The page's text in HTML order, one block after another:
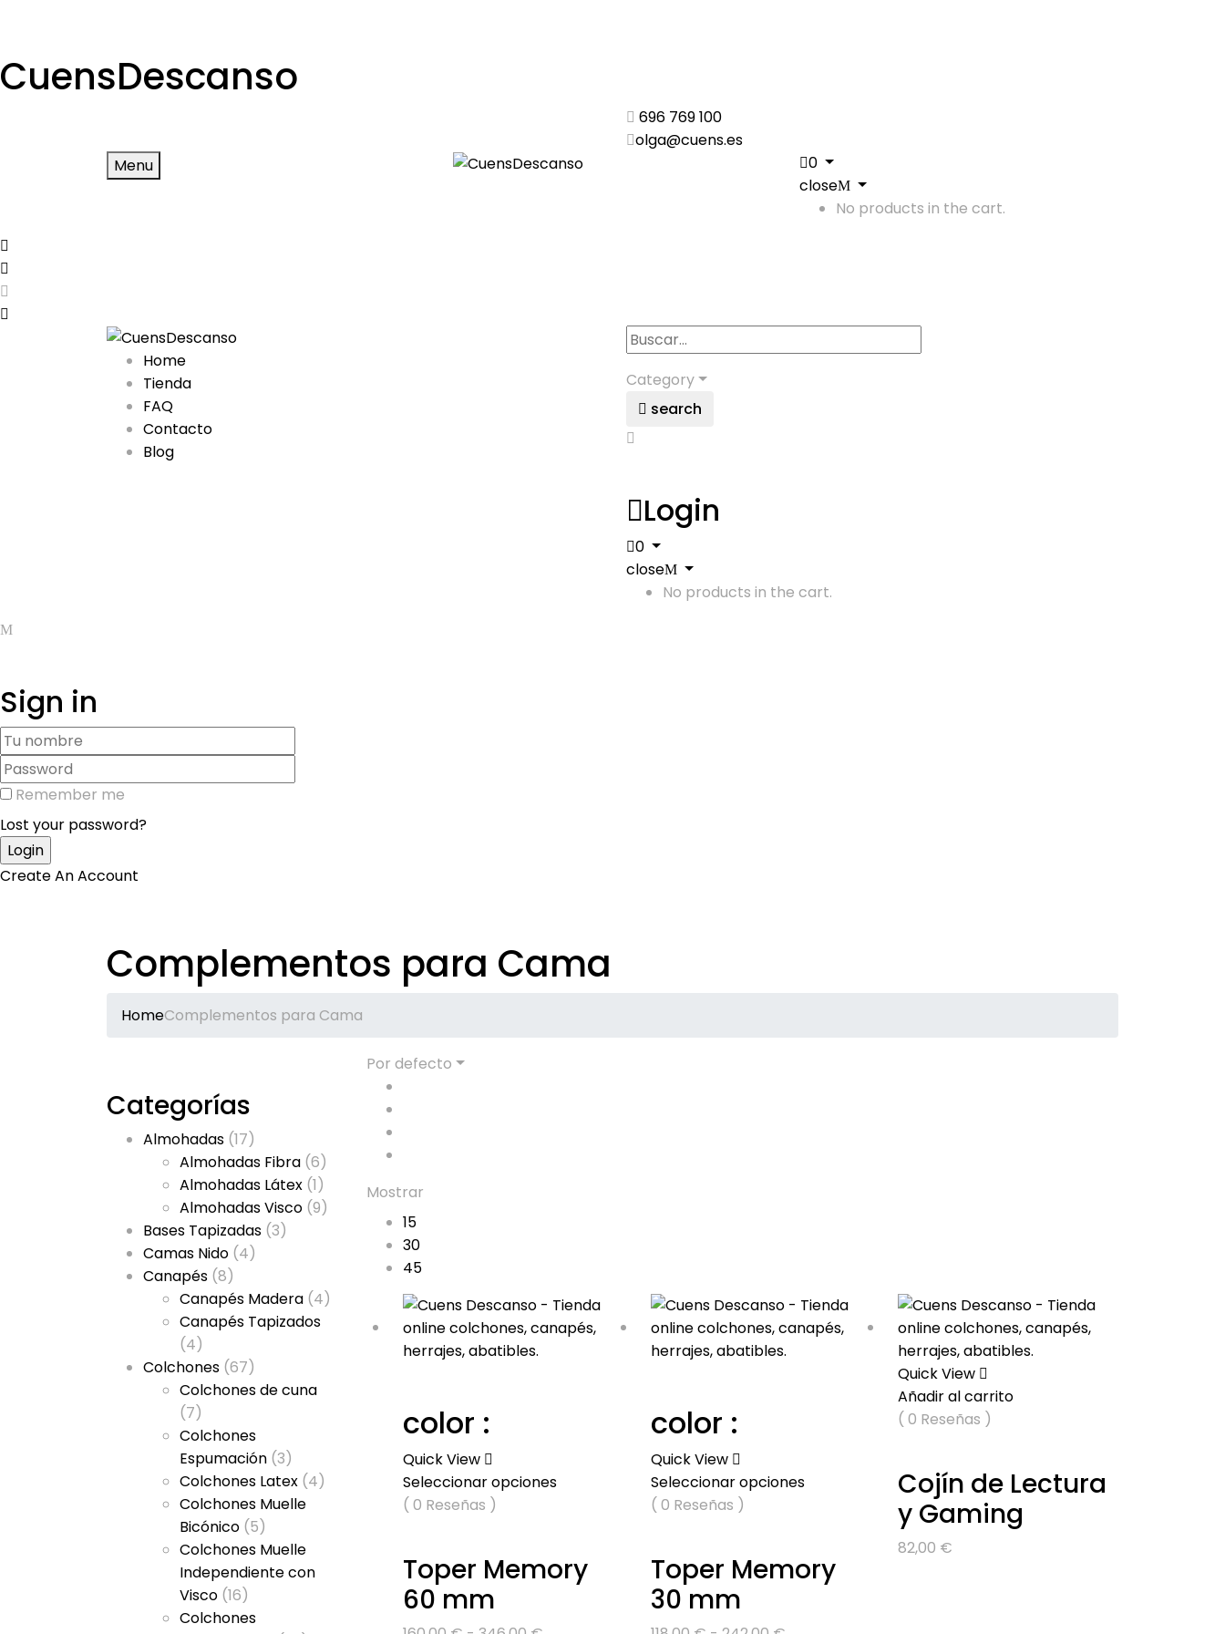
CuensDescanso
696 769 100
olga@cuens.es
Menu
0
close
No products in the cart.
Home
Tienda
FAQ
Contacto
Blog
Category
search
Login
0
close
No products in the cart.
Sign in
Remember me
Lost your password?
Create An Account
Complementos para Cama
HomeComplementos para Cama
Categorías
Almohadas (17)
Almohadas Fibra (6)
Almohadas Látex (1)
Almohadas Visco (9)
Bases Tapizadas (3)
Camas Nido (4)
Canapés (8)
Canapés Madera (4)
Canapés Tapizados
(4)
Colchones (67)
Colchones de cuna
(7)
Colchones
Espumación (3)
Colchones Latex (4)
Colchones Muelle
Bicónico (5)
Colchones Muelle
Independiente con
Visco (16)
Colchones
Por defecto
Mostrar
15
30
45
color :
Quick View
Seleccionar opciones
( 0 Reseñas )
Toper Memory
60 mm
color :
Quick View
Seleccionar opciones
( 0 Reseñas )
Toper Memory
30 mm
Quick View
Añadir al carrito
( 0 Reseñas )
Cojín de Lectura
y Gaming
82,00 €